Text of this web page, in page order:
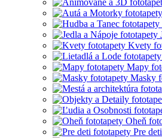
Kvety
Mapy
Masky
Oheň
Pre